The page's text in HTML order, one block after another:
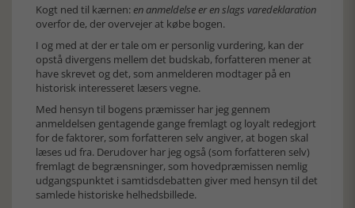
Kogt ned til kærnen:en anmeldelse er en slags varedeklaration
overfor de, der overvejer at købe bogen.
I og med at der er tale om er personlig vurdering, kan der
opstå divergens mellem det budskab, forfatteren mener at
have skrevet og det, som anmelderen modtager på en
historisk interesseret læsers vegne.
Med hensyn til bogens præmisser har jeg gennem
anmeldelsen gentagende gange fremlagt og loyalt redegjort
for de faktorer, som forfatteren selv angiver, at bogen skal
læses ud fra. Derudover har jeg også (som forfatteren selv)
fremlagt de begrænsninger, som hovedpræmissen nemlig
udgangspunktet i samtidsdebatten giver med hensyn til det
samlede historiske helhedsbillede.